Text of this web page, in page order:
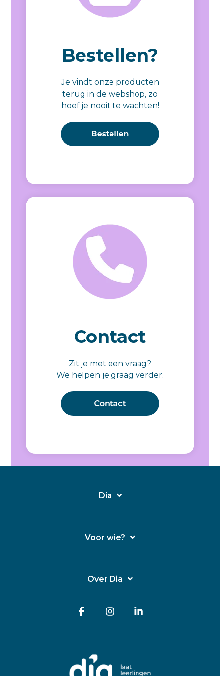
Bestellen?
Je vindt onze producten
terug in de webshop, zo
hoef je nooit te wachten!
Contact
Zit je met een vraag?
We helpen je graag verder.
Dia
Voor wie?
Over Dia
FacebookInstagram